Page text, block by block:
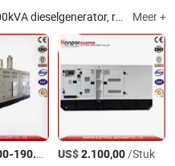
Dieselgenerator, aardgasmotor, 1000kVA dieselgenerator, reefercontainer generator, geluidsdichte generator, trailer type generator, elektrische generator, stroomgenerator, benzinegenerator, alternator Meer +
-190.000,00 /Set
US$2.100,00/Stuk